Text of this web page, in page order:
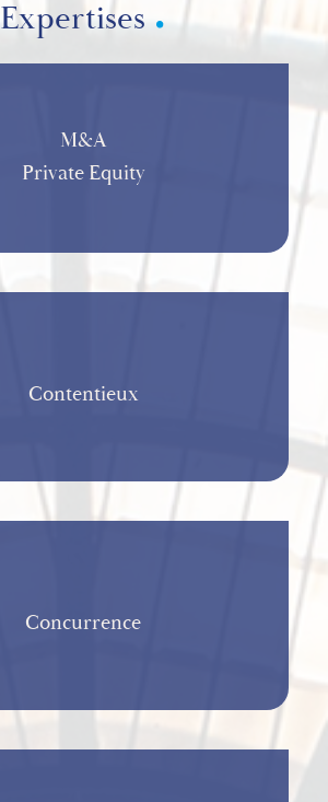
Expertises
M&A
Private Equity
Contentieux
Concurrence